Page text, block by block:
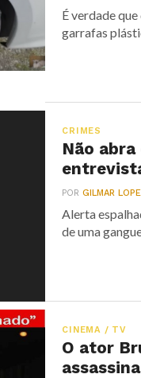
É verdade
garrafas
CRIMES
Não
PORGILMAR
Alerta
de uma
CINEMA / TV
O ator